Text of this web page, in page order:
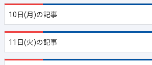
10日(月)の記事
11日(火)の記事